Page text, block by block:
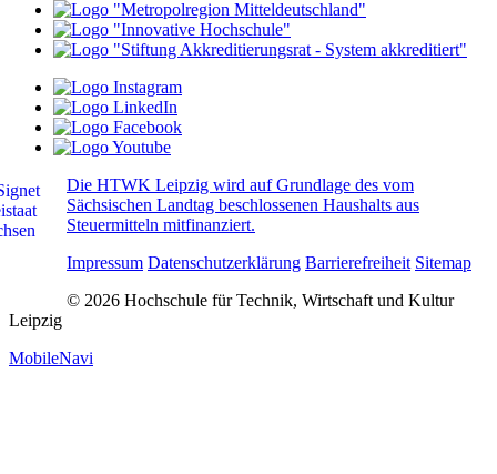
Die HTWK Leipzig wird auf Grundlage des vom
Sächsischen Landtag beschlossenen Haushalts aus
Steuermitteln mitfinanziert.
Impressum Datenschutzerklärung Barrierefreiheit Sitemap
© 2026 Hochschule für Technik, Wirtschaft und Kultur
Leipzig
MobileNavi